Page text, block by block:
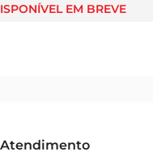
EM BREVE